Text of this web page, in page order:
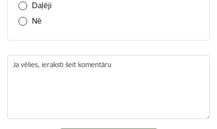
Daļēji
Nē
Ja vēlies, ieraksti šeit komentāru